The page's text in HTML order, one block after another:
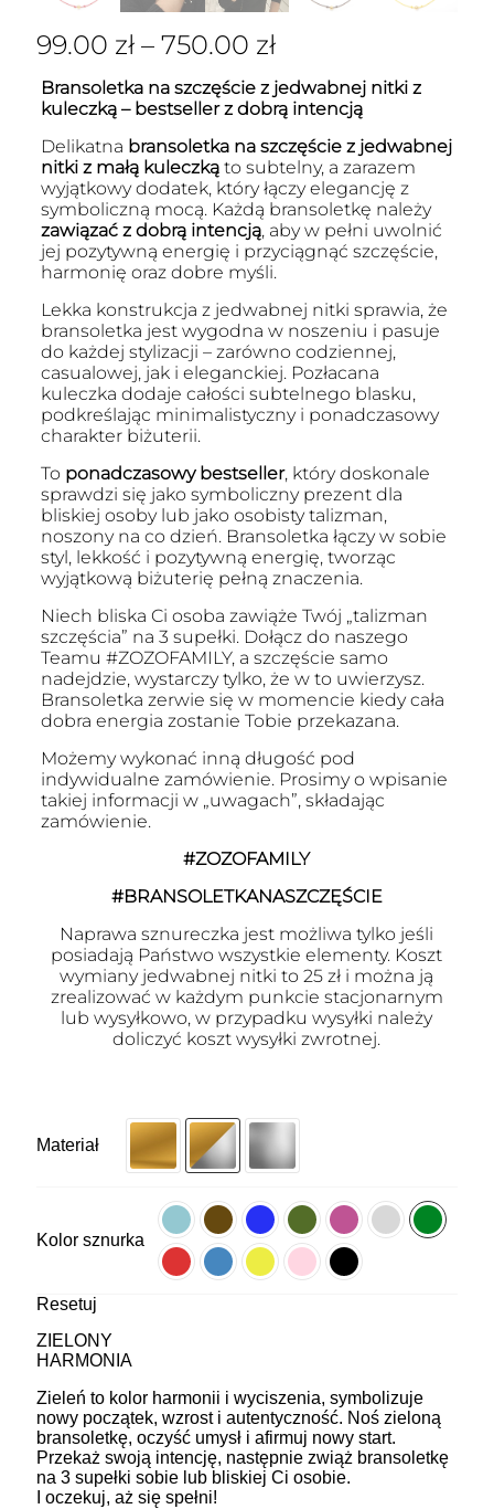
99.00 zł – 750.00 zł
Bransoletka na szczęście z jedwabnej nitki z
kuleczką – bestseller z dobrą intencją
Delikatna bransoletka na szczęście z jedwabnej
nitki z małą kuleczkąto subtelny, a zarazem
wyjątkowy dodatek, który łączy elegancję z
symboliczną mocą. Każdą bransoletkę należy
zawiązać z dobrą intencją, aby w pełni uwolnić
jej pozytywną energię i przyciągnąć szczęście,
harmonię oraz dobre myśli.
Lekka konstrukcja z jedwabnej nitki sprawia, że
bransoletka jest wygodna w noszeniu i pasuje
do każdej stylizacji – zarówno codziennej,
casualowej, jak i eleganckiej. Pozłacana
kuleczka dodaje całości subtelnego blasku,
podkreślając minimalistyczny i ponadczasowy
charakter biżuterii.
To ponadczasowy bestseller, który doskonale
sprawdzi się jako symboliczny prezent dla
bliskiej osoby lub jako osobisty talizman,
noszony na co dzień. Bransoletka łączy w sobie
styl, lekkość i pozytywną energię, tworząc
wyjątkową biżuterię pełną znaczenia.
Niech bliska Ci osoba zawiąże Twój „talizman
szczęścia” na 3 supełki. Dołącz do naszego
Teamu #ZOZOFAMILY, a szczęście samo
nadejdzie, wystarczy tylko, że w to uwierzysz.
Bransoletka zerwie się w momencie kiedy cała
dobra energia zostanie Tobie przekazana.
Możemy wykonać inną długość pod
indywidualne zamówienie. Prosimy o wpisanie
takiej informacji w „uwagach”, składając
zamówienie.
#ZOZOFAMILY
#BRANSOLETKANASZCZĘŚCIE
Naprawa sznureczka jest możliwa tylko jeśli
posiadają Państwo wszystkie elementy. Koszt
wymiany jedwabnej nitki to 25 zł i można ją
zrealizować w każdym punkcie stacjonarnym
lub wysyłkowo, w przypadku wysyłki należy
doliczyć koszt wysyłki zwrotnej.
Materiał
Kolor sznurka
Resetuj
ZIELONY
HARMONIA
Zieleń to kolor harmonii i wyciszenia, symbolizuje
nowy początek, wzrost i autentyczność. Noś zieloną
bransoletkę, oczyść umysł i afirmuj nowy start.
Przekaż swoją intencję, następnie zwiąż bransoletkę
na 3 supełki sobie lub bliskiej Ci osobie.
I oczekuj, aż się spełni!